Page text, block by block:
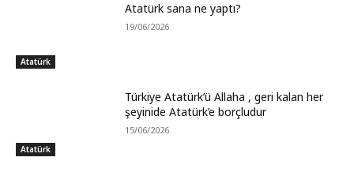
Atatürk
Atatürk sana ne yaptı?
19/06/2026
Atatürk
Türkiye Atatürk’ü Allaha , geri kalan her
şeyinide Atatürk’e borçludur
15/06/2026